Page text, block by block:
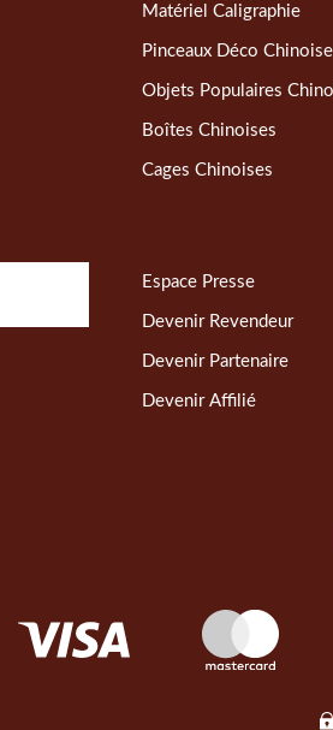
Matériel Caligraphie
Pinceaux Déco
Objets Populaires
Boîtes Chinoises
Cages Chinoises
Espace Presse
Devenir Revendeur
Devenir Partenaire
Devenir Affilié